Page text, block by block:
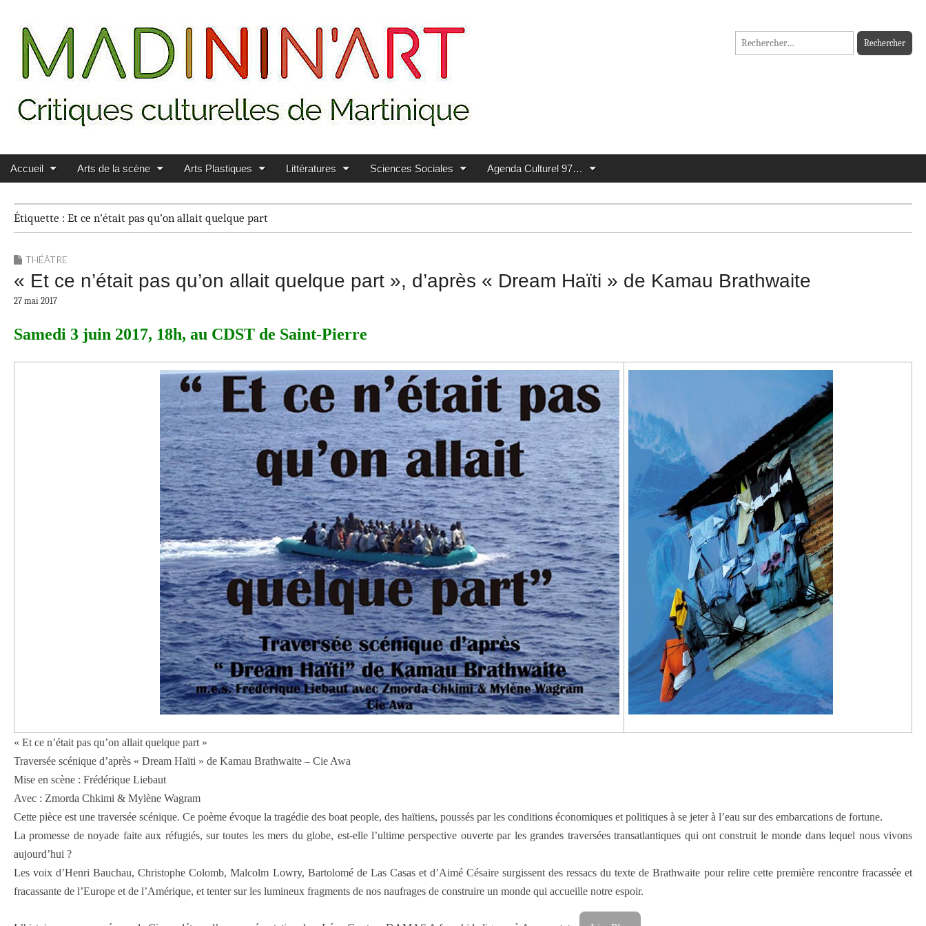
MADININ'ART
Rechercher :
Main menu
Skip to content
Accueil Arts de la scène Arts Plastiques Littératures Sciences Sociales Agenda Culturel 97…
Étiquette : Et ce n’était pas qu’on allait quelque part
THÉÂTRE
« Et ce n’était pas qu’on allait quelque part », d’après « Dream Haïti » de Kamau Brathwaite
27 mai 2017
Samedi 3 juin 2017, 18h, au CDST de Saint-Pierre
« Et ce n’était pas qu’on allait quelque part »
Traversée scénique d’après « Dream Haïti » de Kamau Brathwaite – Cie Awa
Mise en scène : Frédérique Liebaut
Avec : Zmorda Chkimi & Mylène Wagram
Cette pièce est une traversée scénique. Ce poème évoque la tragédie des boat people, des haïtiens, poussés par les conditions économiques et politiques à se jeter à l’eau sur des embarcations de fortune.
La promesse de noyade faite aux réfugiés, sur toutes les mers du globe, est-elle l’ultime perspective ouverte par les grandes traversées transatlantiques qui ont construit le monde dans lequel nous vivons
aujourd’hui ?
Les voix d’Henri Bauchau, Christophe Colomb, Malcolm Lowry, Bartolomé de Las Casas et d’Aimé Césaire surgissent des ressacs du texte de Brathwaite pour relire cette première rencontre fracassée et
fracassante de l’Europe et de l’Amérique, et tenter sur les lumineux fragments de nos naufrages de construire un monde qui accueille notre espoir.